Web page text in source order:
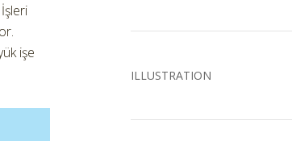
işe
ILLUSTRATION